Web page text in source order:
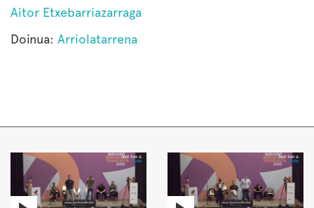
Aitor Etxebarriazarraga
Doinua: Arriolatarrena